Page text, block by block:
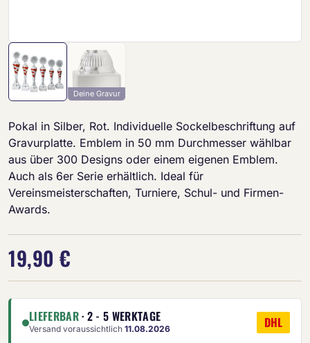
Deine Gravur
Pokal in Silber, Rot. Individuelle Sockelbeschriftung auf
Gravurplatte. Emblem in 50 mm Durchmesser wählbar
aus über 300 Designs oder einem eigenen Emblem.
Auch als 6er Serie erhältlich. Ideal für
Vereinsmeisterschaften, Turniere, Schul- und Firmen-
Awards.
19,90 €
LIEFERBAR· 2 - 5 WERKTAGE
Versand voraussichtlich 11.08.2026 DHL